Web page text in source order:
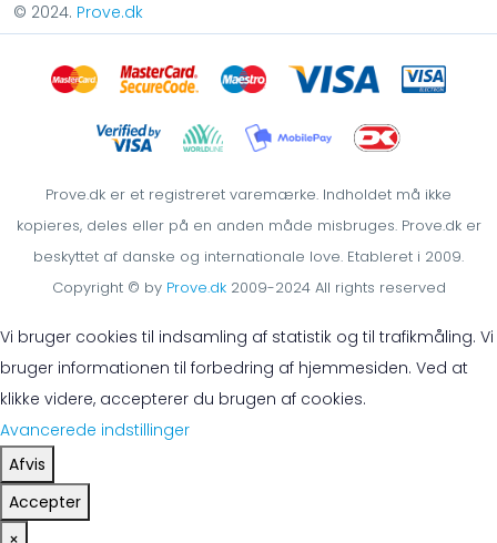
© 2024. Prove.dk
Prove.dk er et registreret varemærke. Indholdet må ikke
kopieres, deles eller på en anden måde misbruges. Prove.dk er
beskyttet af danske og internationale love. Etableret i 2009.
Copyright © by Prove.dk2009-2024 All rights reserved
Vi bruger cookies til indsamling af statistik og til trafikmåling. Vi
bruger informationen til forbedring af hjemmesiden. Ved at
klikke videre, accepterer du brugen af cookies.
Avancerede indstillinger
Afvis
Accepter